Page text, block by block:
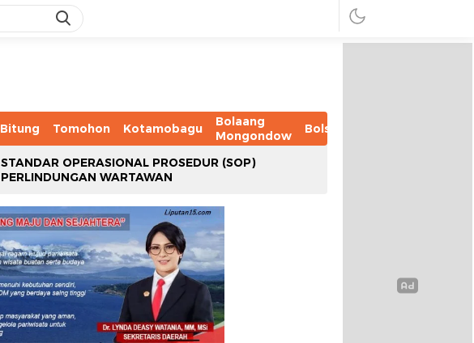
Bitung Tomohon Kotamobagu
Bolaang
Mongondow
Bolsel
STANDAR OPERASIONAL PROSEDUR (SOP)
PERLINDUNGAN WARTAWAN